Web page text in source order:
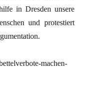
in Dresden unsere
und protestiert
machen-